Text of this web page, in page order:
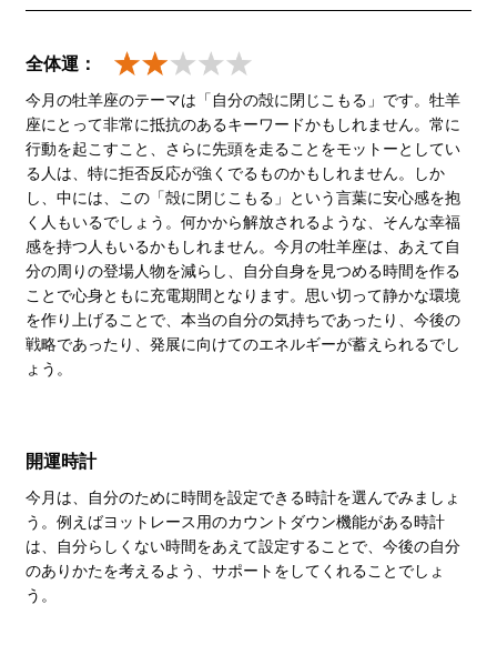
全体運：
今月の牡羊座のテーマは「自分の殻に閉じこもる」です。牡羊
座にとって非常に抵抗のあるキーワードかもしれません。常に
行動を起こすこと、さらに先頭を走ることをモットーとしてい
る人は、特に拒否反応が強くでるものかもしれません。しか
し、中には、この「殻に閉じこもる」という言葉に安心感を抱
く人もいるでしょう。何かから解放されるような、そんな幸福
感を持つ人もいるかもしれません。今月の牡羊座は、あえて自
分の周りの登場人物を減らし、自分自身を見つめる時間を作る
ことで心身ともに充電期間となります。思い切って静かな環境
を作り上げることで、本当の自分の気持ちであったり、今後の
戦略であったり、発展に向けてのエネルギーが蓄えられるでし
ょう。
開運時計
今月は、自分のために時間を設定できる時計を選んでみましょ
う。例えばヨットレース用のカウントダウン機能がある時計
は、自分らしくない時間をあえて設定することで、今後の自分
のありかたを考えるよう、サポートをしてくれることでしょ
う。